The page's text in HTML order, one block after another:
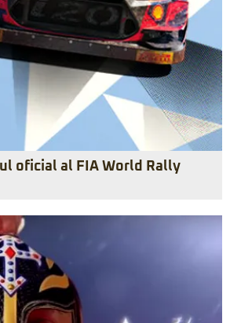
oficial al FIA World Rally